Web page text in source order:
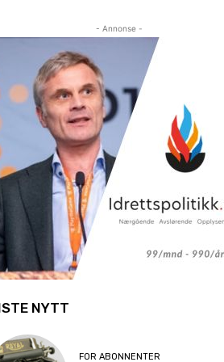
- Annonse -
NYTT
FOR ABONNENTER